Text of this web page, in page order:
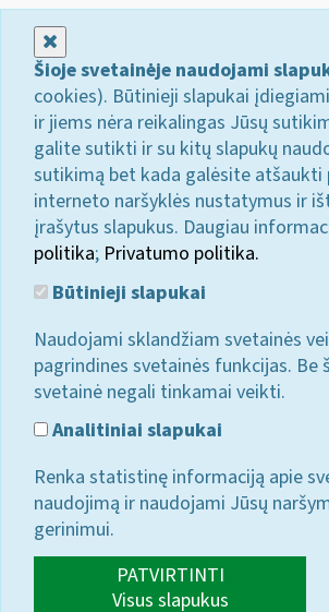
Šioje svetainėje naudojami
cookies). Būtinieji slapukai
ir jiems nėra reikalingas Jūsų
galite sutikti ir su kitų slapukų
sutikimą bet kada galėsite atšaukti
interneto naršyklės nustatymus ir
įrašytus slapukus. Daugiau
politika; Privatumo politika.
Būtinieji slapukai
Naudojami sklandžiam svetainės
pagrindines svetainės funkcijas. Be
svetainė negali tinkamai veikti.
Analitiniai slapukai
Renka statistinę informaciją apie
naudojimą ir naudojami Jūsų
gerinimui.
PATVIRTINTI
Visus slapukus